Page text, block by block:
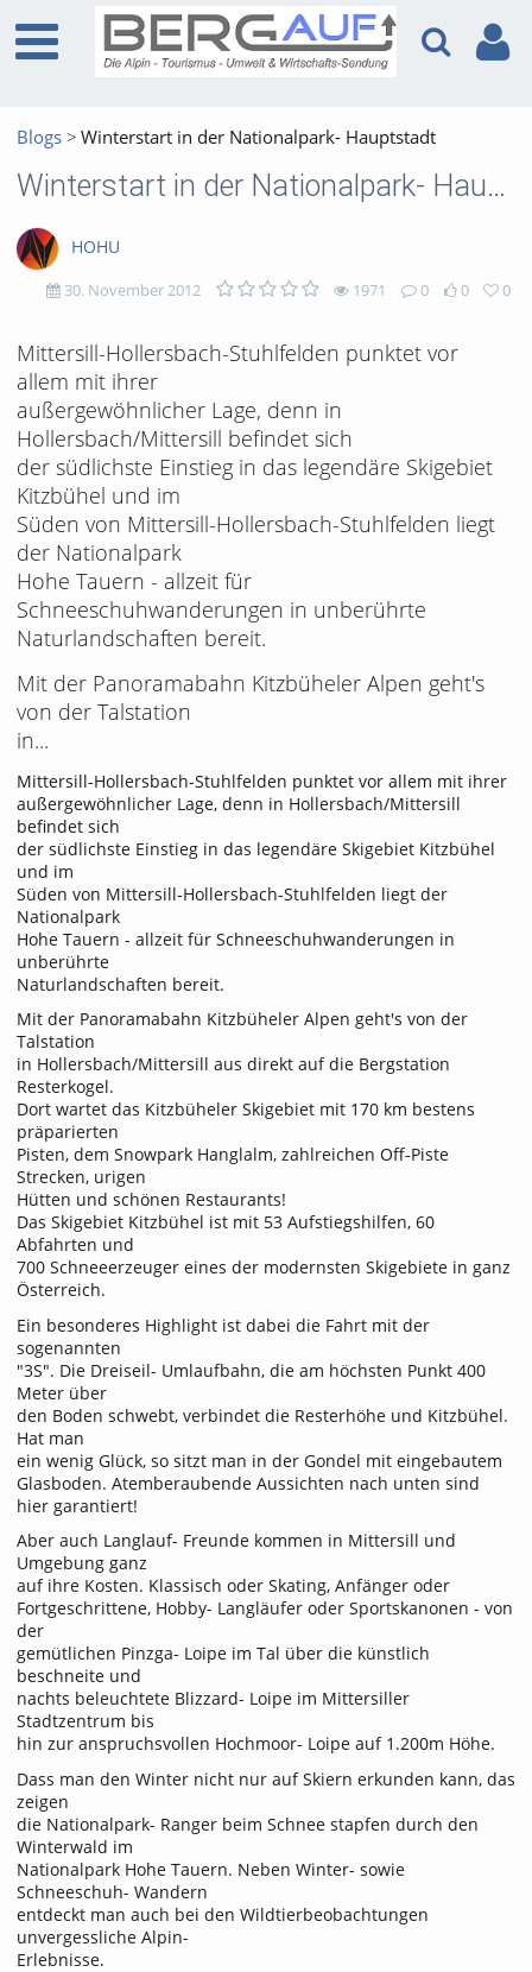
Blogs Winterstart in der Nationalpark- Hauptstadt
Winterstart in der Nationalpark- Hauptstadt
HOHU
30. November 2012 1971
1971
views
0
Kommentare
0
likes
0
favorites
Mittersill-Hollersbach-Stuhlfelden punktet vor
allem mit ihrer
außergewöhnlicher Lage, denn in
Hollersbach/Mittersill befindet sich
der südlichste Einstieg in das legendäre Skigebiet
Kitzbühel und im
Süden von Mittersill-Hollersbach-Stuhlfelden liegt
der Nationalpark
Hohe Tauern - allzeit für
Schneeschuhwanderungen in unberührte
Naturlandschaften bereit.
Mit der Panoramabahn Kitzbüheler Alpen geht's
von der Talstation
in...
Mittersill-Hollersbach-Stuhlfelden punktet vor allem mit ihrer
außergewöhnlicher Lage, denn in Hollersbach/Mittersill
befindet sich
der südlichste Einstieg in das legendäre Skigebiet Kitzbühel
und im
Süden von Mittersill-Hollersbach-Stuhlfelden liegt der
Nationalpark
Hohe Tauern - allzeit für Schneeschuhwanderungen in
unberührte
Naturlandschaften bereit.
Mit der Panoramabahn Kitzbüheler Alpen geht's von der
Talstation
in Hollersbach/Mittersill aus direkt auf die Bergstation
Resterkogel.
Dort wartet das Kitzbüheler Skigebiet mit 170 km bestens
präparierten
Pisten, dem Snowpark Hanglalm, zahlreichen Off-Piste
Strecken, urigen
Hütten und schönen Restaurants!
Das Skigebiet Kitzbühel ist mit 53 Aufstiegshilfen, 60
Abfahrten und
700 Schneeerzeuger eines der modernsten Skigebiete in ganz
Österreich.
Ein besonderes Highlight ist dabei die Fahrt mit der
sogenannten
"3S". Die Dreiseil- Umlaufbahn, die am höchsten Punkt 400
Meter über
den Boden schwebt, verbindet die Resterhöhe und Kitzbühel.
Hat man
ein wenig Glück, so sitzt man in der Gondel mit eingebautem
Glasboden. Atemberaubende Aussichten nach unten sind
hier garantiert!
Aber auch Langlauf- Freunde kommen in Mittersill und
Umgebung ganz
auf ihre Kosten. Klassisch oder Skating, Anfänger oder
Fortgeschrittene, Hobby- Langläufer oder Sportskanonen - von
der
gemütlichen Pinzga- Loipe im Tal über die künstlich
beschneite und
nachts beleuchtete Blizzard- Loipe im Mittersiller
Stadtzentrum bis
hin zur anspruchsvollen Hochmoor- Loipe auf 1.200m Höhe.
Dass man den Winter nicht nur auf Skiern erkunden kann, das
zeigen
die Nationalpark- Ranger beim Schnee stapfen durch den
Winterwald im
Nationalpark Hohe Tauern. Neben Winter- sowie
Schneeschuh- Wandern
entdeckt man auch bei den Wildtierbeobachtungen
unvergessliche Alpin-
Erlebnisse.